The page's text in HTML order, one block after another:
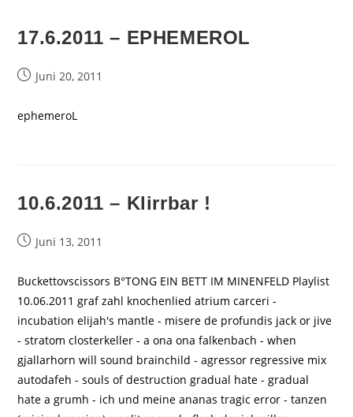
17.6.2011 – EPHEMEROL
BeitragJuni 20, 2011
ephemeroL
10.6.2011 – Klirrbar !
BeitragJuni 13, 2011
Buckettovscissors B°TONG EIN BETT IM MINENFELD Playlist
10.06.2011 graf zahl knochenlied atrium carceri -
incubation elijah's mantle - misere de profundis jack or jive
- stratom closterkeller - a ona ona falkenbach - when
gjallarhorn will sound brainchild - agressor regressive mix
autodafeh - souls of destruction gradual hate - gradual
hate a grumh - ich und meine ananas tragic error - tanzen